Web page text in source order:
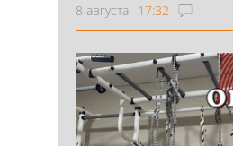
8 августа 17:32